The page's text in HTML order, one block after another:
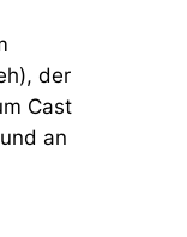
der
Cast
an